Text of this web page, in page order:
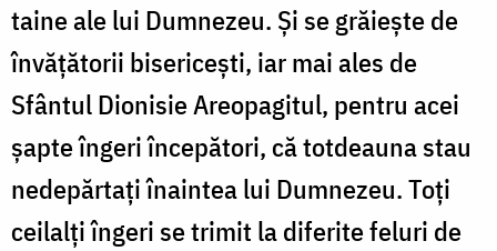
taine ale lui Dumnezeu. Și se grăiește de
învățătorii bisericești, iar mai ales de
Sfântul Dionisie Areopagitul, pentru acei
șapte îngeri începători, că totdeauna stau
nedepărtați înaintea lui Dumnezeu. Toți
ceilalți îngeri se trimit la diferite feluri de